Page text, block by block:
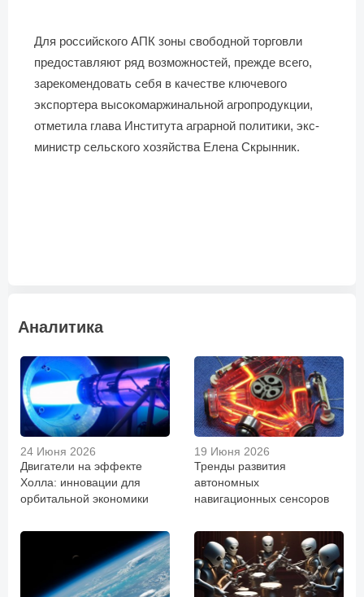
Для российского АПК зоны свободной торговли
предоставляют ряд возможностей, прежде всего,
зарекомендовать себя в качестве ключевого
экспортера высокомаржинальной агропродукции,
отметила глава Института аграрной политики, экс-
министр сельского хозяйства Елена Скрынник.
Аналитика
24 Июня 2026
Двигатели на эффекте
Холла: инновации для
орбитальной экономики
19 Июня 2026
Тренды развития
автономных
навигационных сенсоров